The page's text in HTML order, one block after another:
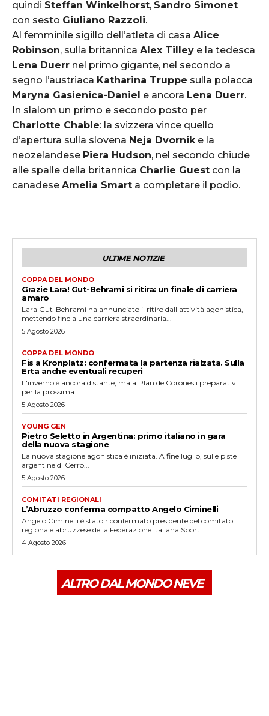
quindi Steffan Winkelhorst, Sandro Simonet
con sesto Giuliano Razzoli.
Al femminile sigillo dell’atleta di casa Alice
Robinson, sulla britannica Alex Tilley e la tedesca
Lena Duerr nel primo gigante, nel secondo a
segno l’austriaca Katharina Truppe sulla polacca
Maryna Gasienica-Daniel e ancora Lena Duerr.
In slalom un primo e secondo posto per
Charlotte Chable: la svizzera vince quello
d’apertura sulla slovena Neja Dvornik e la
neozelandese Piera Hudson, nel secondo chiude
alle spalle della britannica Charlie Guest con la
canadese Amelia Smart a completare il podio.
ULTIME NOTIZIE
COPPA DEL MONDO
Grazie Lara! Gut-Behrami si ritira: un finale di carriera
amaro
Lara Gut-Behrami ha annunciato il ritiro dall'attività agonistica,
mettendo fine a una carriera straordinaria...
5 Agosto 2026
COPPA DEL MONDO
Fis a Kronplatz: confermata la partenza rialzata. Sulla
Erta anche eventuali recuperi
L'inverno è ancora distante, ma a Plan de Corones i preparativi
per la prossima...
5 Agosto 2026
YOUNG GEN
Pietro Seletto in Argentina: primo italiano in gara
della nuova stagione
La nuova stagione agonistica è iniziata. A fine luglio, sulle piste
argentine di Cerro...
5 Agosto 2026
COMITATI REGIONALI
L’Abruzzo conferma compatto Angelo Ciminelli
Angelo Ciminelli è stato riconfermato presidente del comitato
regionale abruzzese della Federazione Italiana Sport...
4 Agosto 2026
ALTRO DAL MONDO NEVE